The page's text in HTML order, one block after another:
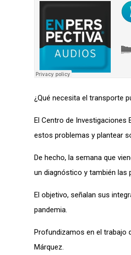
¿Qué necesita el transporte
El Centro de
estos problemas y plantear
De hecho, la semana que
un diagnóstico y también las
El objetivo, señalan sus
pandemia.
Profundizamos en el trabajo
Márquez.